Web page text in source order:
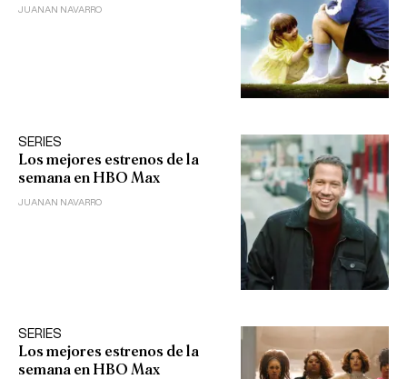
JUANAN NAVARRO
SERIES
Los mejores estrenos de la
semana en HBO Max
JUANAN NAVARRO
SERIES
Los mejores estrenos de la
semana en HBO Max